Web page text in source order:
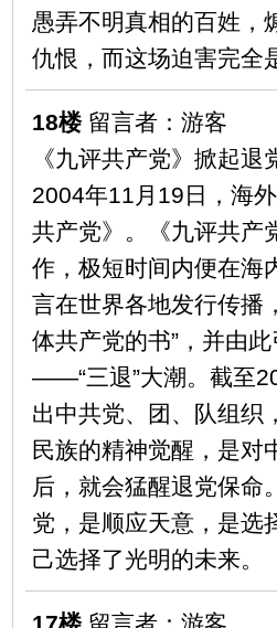
愚弄不明真相的百姓，
仇恨，而这场迫害完全
18楼留言者：游客
《九评共产党》掀起退
2004年11月19日，海
共产党》。《九评共产
作，极短时间内便在海
言在世界各地发行传播
体共产党的书”，并由
——“三退”大潮。截至
出中共党、团、队组织
民族的精神觉醒，是对
后，就会猛醒退党保命
党，是顺应天意，是选
己选择了光明的未来。